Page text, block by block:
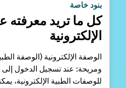
بنود خاصة
كل ما تريد معرفته عن
الإلكترونية
الوصفة الإلكترونية (الوصفة الطبية
ومريحة: عند تسجيل الدخول إلى
للوصفات الطبية الإلكترونية، يمكنك